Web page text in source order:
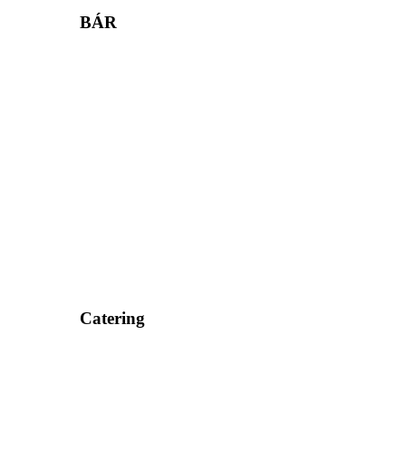
BÁR
Catering